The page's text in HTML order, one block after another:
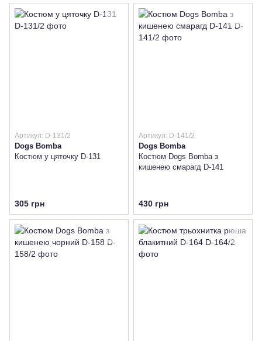
Артикул: D-131/2
Dogs Bomba
Костюм у цяточку D-131
305 грн
Артикул: D-141/2
Dogs Bomba
Костюм Dogs Bomba з
кишенею смарагд D-141
430 грн